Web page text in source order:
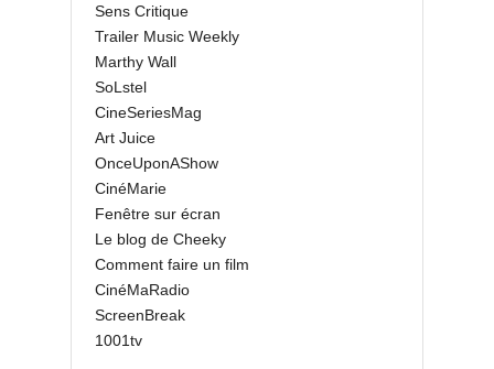
Sens Critique
Trailer Music Weekly
Marthy Wall
SoLstel
CineSeriesMag
Art Juice
OnceUponAShow
CinéMarie
Fenêtre sur écran
Le blog de Cheeky
Comment faire un film
CinéMaRadio
ScreenBreak
1001tv